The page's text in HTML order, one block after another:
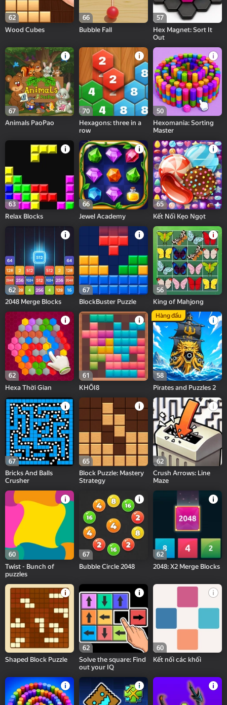
62
Wood Cubes
66
Bubble Fall
57
Hex Magnet: Sort It
Out
67
Animals PaoPao
70
Hexagons: three in a
row
50
Hexomania: Sorting
Master
63
Relax Blocks
66
Jewel Academy
65
Kết Nối Kẹo Ngọt
62
2048 Merge Blocks
67
BlockBuster Puzzle
56
King of Mahjong
62
Hexa Thời Gian
61
KHỐI8
58
Hàng đầu
Pirates and Puzzles 2
67
Bricks And Balls
Crusher
65
Block Puzzle: Mastery
Strategy
62
Crush Arrows: Line
Maze
60
Twist - Bunch of
puzzles
67
Bubble Circle 2048
62
2048: X2 Merge Blocks
Shaped Block Puzzle
62
Solve the square: Find
out your IQ
60
Kết nối các khối